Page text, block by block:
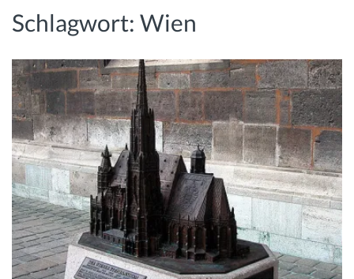
Schlagwort: Wien